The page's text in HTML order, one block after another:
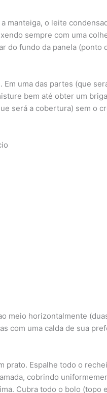
manteiga, o leite
sempre com uma
do fundo da panela (ponto
uma das partes (que
bem até obter um
será a cobertura) sem o
meio horizontalmente
com uma calda de sua
prato. Espalhe todo o
cobrindo
Cubra todo o bolo (topo